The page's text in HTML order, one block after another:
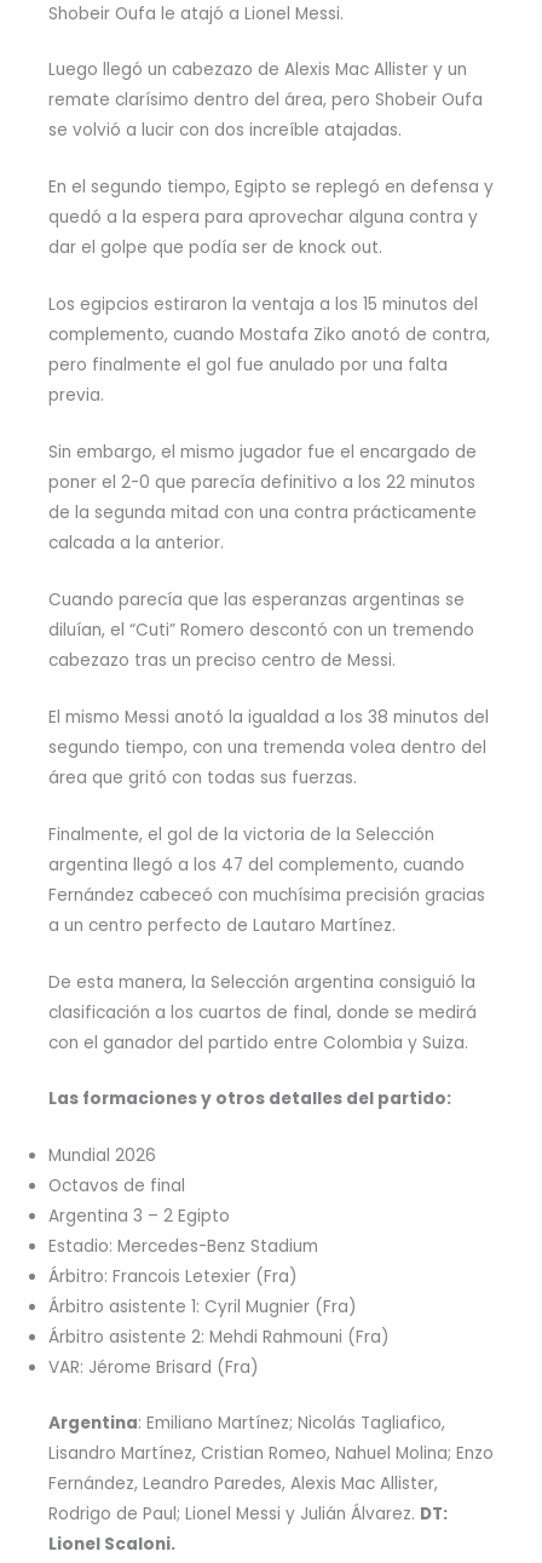
Shobeir Oufa le atajó a Lionel Messi.
Luego llegó un cabezazo de Alexis Mac Allister y un
remate clarísimo dentro del área, pero Shobeir Oufa
se volvió a lucir con dos increíble atajadas.
En el segundo tiempo, Egipto se replegó en defensa y
quedó a la espera para aprovechar alguna contra y
dar el golpe que podía ser de knock out.
Los egipcios estiraron la ventaja a los 15 minutos del
complemento, cuando Mostafa Ziko anotó de contra,
pero finalmente el gol fue anulado por una falta
previa.
Sin embargo, el mismo jugador fue el encargado de
poner el 2-0 que parecía definitivo a los 22 minutos
de la segunda mitad con una contra prácticamente
calcada a la anterior.
Cuando parecía que las esperanzas argentinas se
diluían, el “Cuti” Romero descontó con un tremendo
cabezazo tras un preciso centro de Messi.
El mismo Messi anotó la igualdad a los 38 minutos del
segundo tiempo, con una tremenda volea dentro del
área que gritó con todas sus fuerzas.
Finalmente, el gol de la victoria de la Selección
argentina llegó a los 47 del complemento, cuando
Fernández cabeceó con muchísima precisión gracias
a un centro perfecto de Lautaro Martínez.
De esta manera, la Selección argentina consiguió la
clasificación a los cuartos de final, donde se medirá
con el ganador del partido entre Colombia y Suiza.
Las formaciones y otros detalles del partido:
Mundial 2026
Octavos de final
Argentina 3 – 2 Egipto
Estadio: Mercedes-Benz Stadium
Árbitro: Francois Letexier (Fra)
Árbitro asistente 1: Cyril Mugnier (Fra)
Árbitro asistente 2: Mehdi Rahmouni (Fra)
VAR: Jérome Brisard (Fra)
Argentina: Emiliano Martínez; Nicolás Tagliafico,
Lisandro Martínez, Cristian Romeo, Nahuel Molina; Enzo
Fernández, Leandro Paredes, Alexis Mac Allister,
Rodrigo de Paul; Lionel Messi y Julián Álvarez. DT:
Lionel Scaloni.